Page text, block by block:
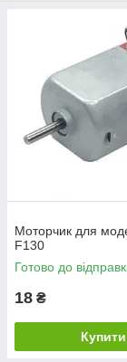
Моторчик для
F130
Готово до
18 ₴
Купити